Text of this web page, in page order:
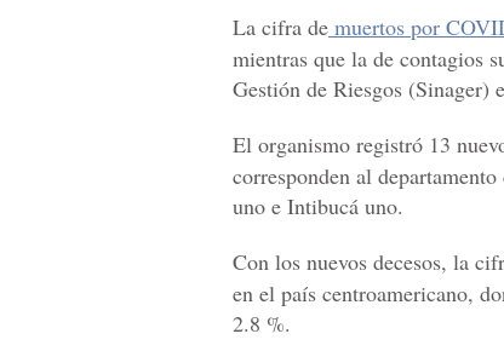
La cifra de muertos por
mientras que la de contagios
Gestión de Riesgos (Sinager)
El organismo registró 13
corresponden al
uno e Intibucá uno.
Con los nuevos decesos, la
en el país centroamericano,
2.8 %.